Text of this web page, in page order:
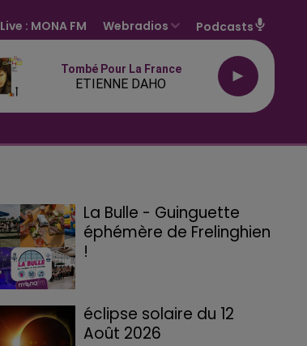
Live : MONA FM Webradios Podcasts
Tombé Pour La France
ETIENNE DAHO
La Bulle - Guinguette
éphémère de Frelinghien
!
éclipse solaire du 12
Août 2026